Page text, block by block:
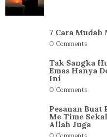
7 Cara
0 Comments
Tak Sangka
Emas Hanya
Ini
0 Comments
Pesanan Buat
Me Time
Allah Juga